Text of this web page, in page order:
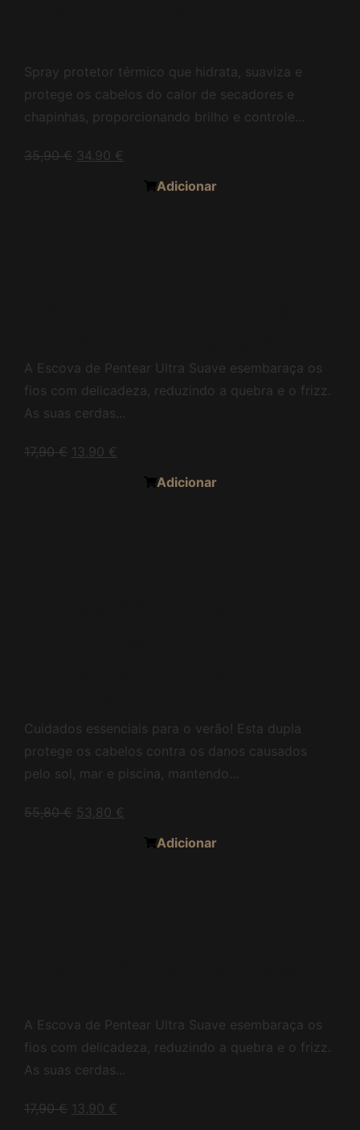
Spray protetor térmico que hidrata, suaviza e
protege os cabelos do calor de secadores e
chapinhas, proporcionando brilho e controle...
35,90€ 34,90 €
Adicionar
A Escova de Pentear Ultra Suave esembaraça os
fios com delicadeza, reduzindo a quebra e o frizz.
As suas cerdas...
17,90€ 13,90 €
Adicionar
Cuidados essenciais para o verão! Esta dupla
protege os cabelos contra os danos causados
pelo sol, mar e piscina, mantendo...
55,80€ 53,80 €
Adicionar
A Escova de Pentear Ultra Suave esembaraça os
fios com delicadeza, reduzindo a quebra e o frizz.
As suas cerdas...
17,90€ 13,90 €